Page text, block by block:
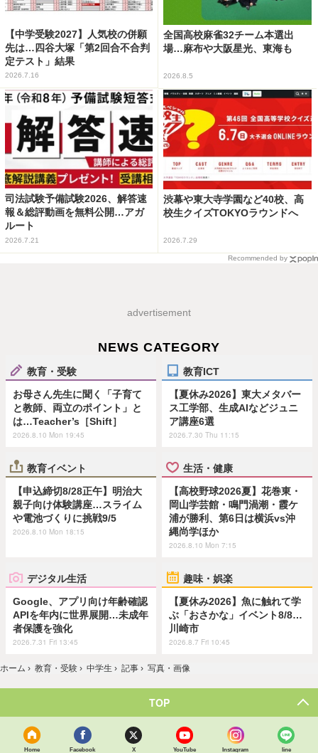
【中学受験2027】人気校の併願
先は…四谷大塚「第2回合不合判
定テスト」結果
2026.7.16
全国高校麻雀32チーム本選出
場…麻布や大阪星光、東海も
2026.8.5
司法試験予備試験2026、解答速
報＆総評動画を無料公開…アガ
ルート
2026.7.21
渋幕や東大寺学園など40校、高
校生クイズTOKYOラウンドへ
2026.7.29
Recommended by
advertisement
NEWS CATEGORY
教育・受験
お母さん先生に聞く「子育て
と教師、両立のポイント」と
は…Teacher’s［Shift］
2026.8.10 Mon 19:45
教育ICT
【夏休み2026】東大メタバー
ス工学部、生成AIなどジュニ
ア講座6選
2026.7.30 Thu 11:15
教育イベント
【申込締切8/28正午】明治大
親子向け体験講座…スライム
や電池づくりに挑戦9/5
2026.8.10 Mon 18:15
生活・健康
【高校野球2026夏】花巻東・
岡山学芸館・鳴門渦潮・霞ケ
浦が勝利、第6日は横浜vs沖
縄尚学ほか
2026.8.10 Mon 7:15
デジタル生活
Google、アプリ向け年齢確認
APIを年内に世界展開…未成年
者保護を強化
2026.7.31 Fri 13:45
趣味・娯楽
【夏休み2026】魚に触れて学
ぶ「おさかな」イベント8/8…
川崎市
2026.8.7 Fri 10:45
ホーム › 教育・受験 › 中学生 › 記事 › 写真・画像
TOP
Home Facebook X YouTube Instagram line